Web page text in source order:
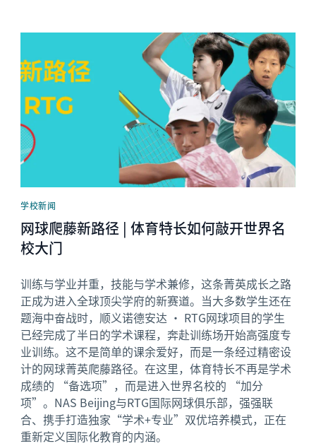
学校新闻
网球爬藤新路径 | 体育特长如何敲开世界名
校大门
训练与学业并重，技能与学术兼修，这条菁英成长之路
正成为进入全球顶尖学府的新赛道。当大多数学生还在
题海中奋战时，顺义诺德安达 · RTG网球项目的学生
已经完成了半日的学术课程，奔赴训练场开始高强度专
业训练。这不是简单的课余爱好，而是一条经过精密设
计的网球菁英爬藤路径。在这里，体育特长不再是学术
成绩的 “备选项”，而是进入世界名校的 “加分
项”。NAS Beijing与RTG国际网球俱乐部，强强联
合、携手打造独家“学术+专业”双优培养模式，正在
重新定义国际化教育的内涵。